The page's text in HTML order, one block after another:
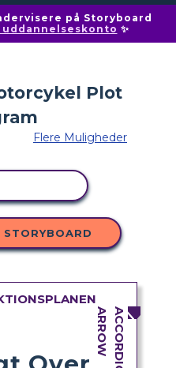
på Storyboard
✨
Flere Muligheder